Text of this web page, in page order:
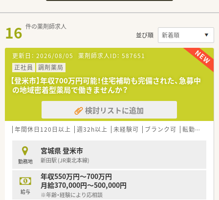
16 件の薬剤師求人
並び順
更新日： 2026/08/05 薬剤師求人ID： 587651
正社員
調剤薬局
【登米市】年収700万円可能！住宅補助も完備された、急募中
の地域密着型薬局で働きませんか？
検討リストに追加
年間休日120日以上 週32h以上 未経験可 ブランク可 転勤なし
勤務地
宮城県 登米市
新田駅 (JR東北本線)
給与
年収550万円～700万円
月給370,000円～500,000円
※年齢・経験により応相談